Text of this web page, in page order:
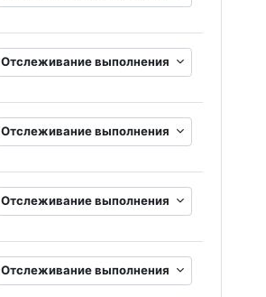
Отслеживание выполнения
Отслеживание выполнения
Отслеживание выполнения
Отслеживание выполнения